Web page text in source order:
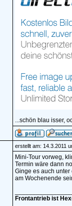
...schön blau isser,
erstellt am: 14.3.2011
Mini-Tour vorweg,
Termin wäre dann
Ginge es auch
am Wochenende
Frontantrieb ist